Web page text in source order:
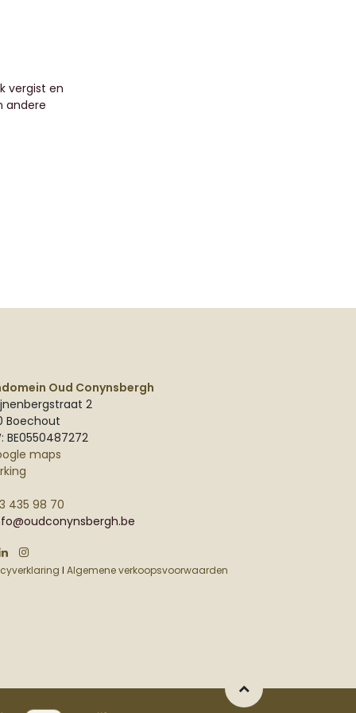
vergist en
andere
Oud Conynsbergh
2
Boechout
BE0550487272
maps
435 98 70
I Algemene verkoopsvoorwaarden